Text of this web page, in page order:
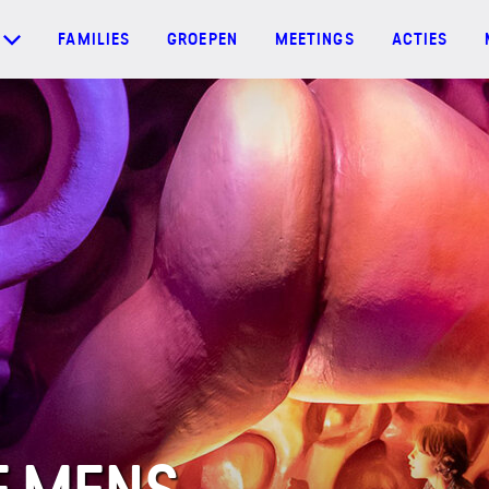
FAMILIES GROEPEN MEETINGS ACTIES